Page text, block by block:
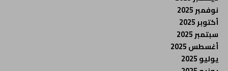
نوفمبر 2025
أكتوبر 2025
سبتمبر 2025
أغسطس 2025
يوليو 2025